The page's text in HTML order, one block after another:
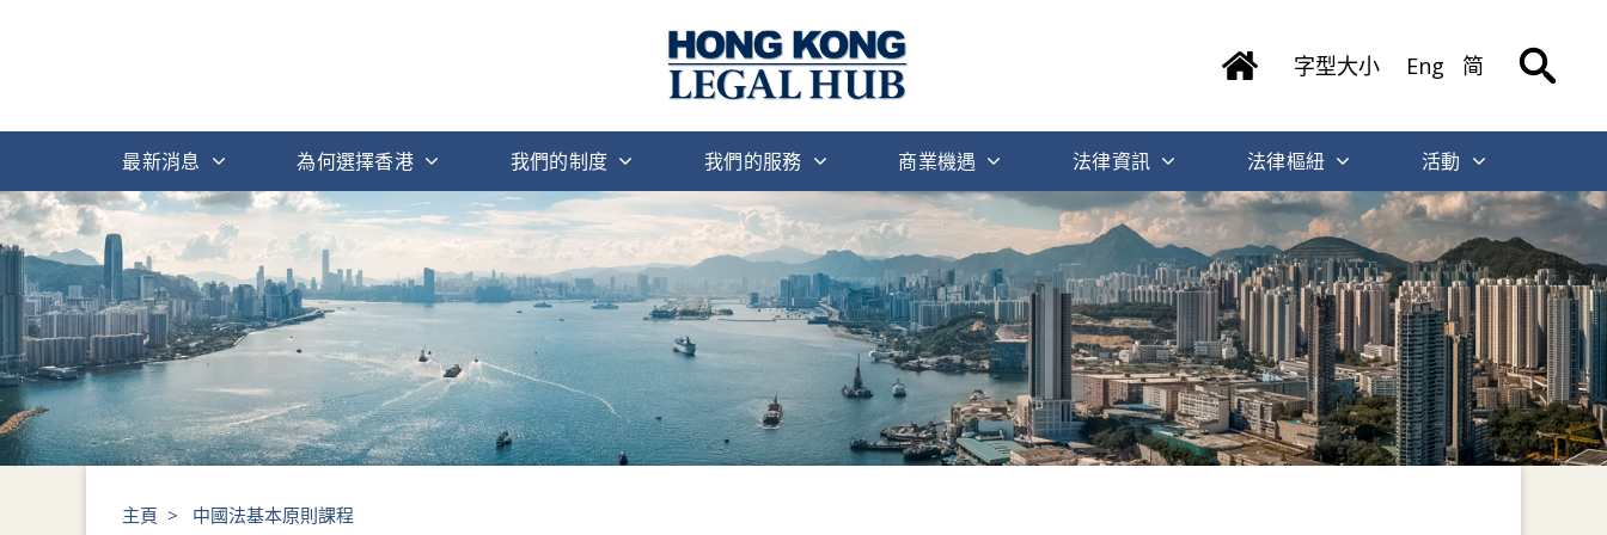
字型大小 Eng 简
最新消息 為何選擇香港 我們的制度 我們的服務 商業機遇 法律資訊 法律樞紐 活動
主頁 > 中國法基本原則課程